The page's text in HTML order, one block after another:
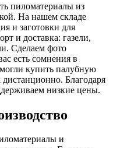
пиломатериалы из
На нашем складе
и заготовки для
и доставка: газели,
Сделаем фото
есть сомнения в
купить палубную
Благодаря
низкие цены.
и